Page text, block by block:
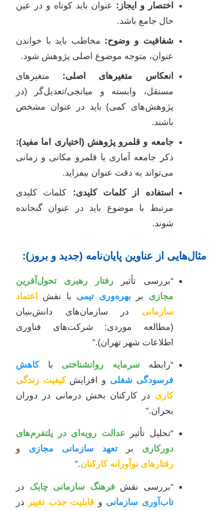
اختصار و ایجاز: عنوان باید کوتاه و در عین
حال جامع باشد.
شفافیت و وضوح: مخاطب باید با خواندن
عنوان، متوجه موضوع اصلی پژوهش شود.
انعکاس متغیرهای اصلی: متغیرهای
مستقل، وابسته و میانجی/تعدیل‌گر (در
پژوهش‌های کمی) باید در عنوان مشخص
باشند.
جامعه و قلمرو پژوهش (اختیاری اما مفید):
ذکر جامعه آماری یا قلمرو مکانی و زمانی
می‌تواند به دقت عنوان بیفزاید.
استفاده از کلمات کلیدی: کلمات کلیدی
مرتبط با موضوع باید در عنوان گنجانده
شوند.
مثال‌هایی از عناوین پایان‌نامه (جدید و بروز):
“بررسی تأثیر رفتار رهبری تحول‌آفرین
مجازی بربهره‌وری تیمی با نقش
اعتماد
سازمانی در سازمان‌های دانش‌بنیان
(مطالعه موردی: شرکت‌های فناوری
اطلاعات شهر تهران).”
“رابطهسرمایه روانشناختی باکاهش
فرسودگی شغلی و افزایشکیفیت زندگی
کاری در کارکنان بخش درمانی در دوران
بحران.”
“تحلیل تأثیر عدالت رویه‌ای در پلتفرم‌های
دورکاری برتعهد سازمانی مجازی و
رفتارهای نوآورانه کارکنان.”
“بررسی نقش فرهنگ سازمانی چابک در
تاب‌آوری سازمانی و قابلیت جذب تغییر در